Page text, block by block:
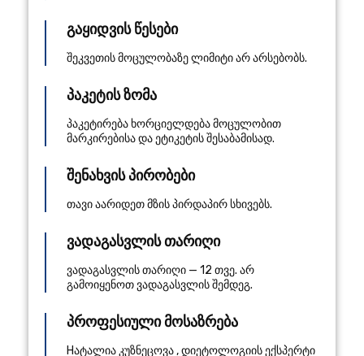
გაყიდვის წესები
შეკვეთის მოცულობაზე ლიმიტი არ არსებობს.
პაკეტის ზომა
პაკეტირება ხორციელდება მოცულობით
მარკირებისა და ეტიკეტის შესაბამისად.
შენახვის პირობები
თავი აარიდეთ მზის პირდაპირ სხივებს.
ვადაგასვლის თარიღი
ვადაგასვლის თარიღი — 12 თვე. არ
გამოიყენოთ ვადაგასვლის შემდეგ.
პროფესიული მოსაზრება
Нატალია კუზნეცოვა,დიეტოლოგიის ექსპერტი